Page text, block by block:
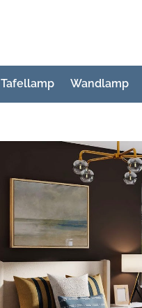
Tafellamp Wandlamp